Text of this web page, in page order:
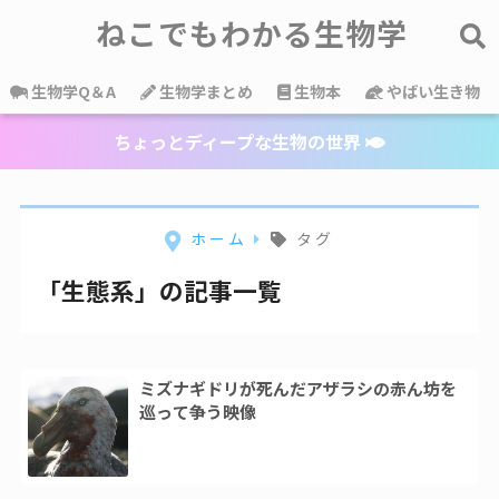
ねこでもわかる生物学
生物学Q＆A 生物学まとめ 生物本 やばい生き物
ちょっとディープな生物の世界
ホーム タグ
「生態系」の記事一覧
ミズナギドリが死んだアザラシの赤ん坊を
巡って争う映像